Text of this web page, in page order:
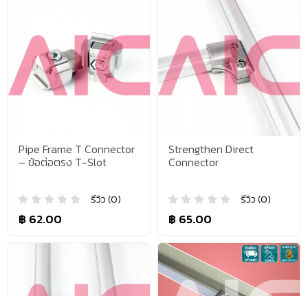
Pipe Frame T Connector
– ข้อต่อตรง T-Slot
รีวิว (0)
฿ 62.00
Strengthen Direct
Connector
รีวิว (0)
฿ 65.00